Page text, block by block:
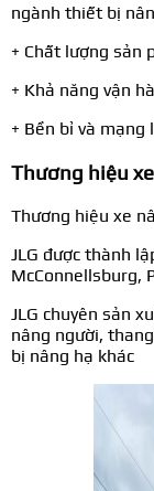
ngành thiết bị
+ Chất lượng sản
+ Khả năng vận
+ Bền bỉ và
Thương hiệu
Thương hiệu xe
JLG được thành
McConnellsburg,
JLG chuyên sản
nâng người,
bị nâng hạ khác